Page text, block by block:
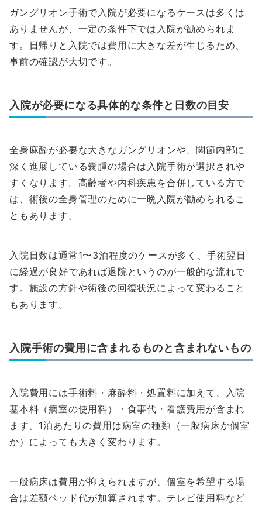
ガングリオン手術で入院が必要になるケースは多くは
ありませんが、一定の条件下では入院が勧められま
す。日帰りと入院では費用に大きな差が生じるため、
事前の確認が大切です。
入院が必要になる具体的な条件と日数の目安
全身麻酔が必要な大きなガングリオンや、関節内部に
深く進展している嚢腫の場合は入院手術が選択されや
すくなります。高齢者や内科疾患を合併している方で
は、術後の全身管理のために一晩入院が勧められるこ
ともあります。
入院日数は通常1〜3泊程度のケースが多く、手術翌日
に経過が良好であれば退院というのが一般的な流れで
す。施設の方針や術後の回復状況によって変わること
もあります。
入院手術の費用に含まれるものと含まれないもの
入院費用には手術料・麻酔料・処置料に加えて、入院
基本料（病室の使用料）・食事代・看護費用が含まれ
ます。1泊あたりの費用は病室の種類（一般病床か個室
か）によっても大きく変わります。
一般病床は費用が抑えられますが、個室を希望する場
合は差額ベッド代が加算されます。テレビ使用料など